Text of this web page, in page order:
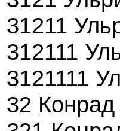
31211
312111
3121111
32